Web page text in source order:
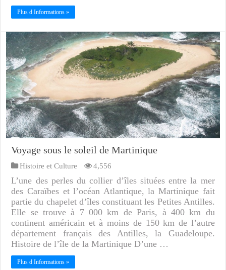
Plus d Informations »
Voyage sous le soleil de Martinique
Histoire et Culture 4,556
L’une des perles du collier d’îles situées entre la mer
des Caraïbes et l’océan Atlantique, la Martinique fait
partie du chapelet d’îles constituant les Petites Antilles.
Elle se trouve à 7 000 km de Paris, à 400 km du
continent américain et à moins de 150 km de l’autre
département français des Antilles, la Guadeloupe.
Histoire de l’île de la Martinique D’une …
Plus d Informations »